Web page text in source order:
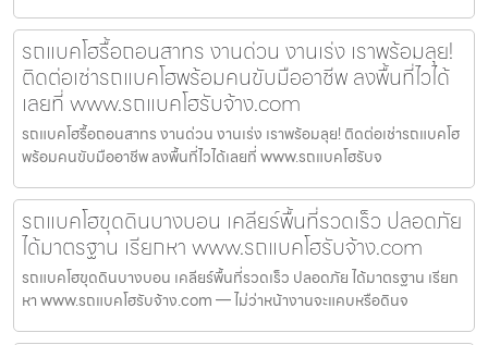
รถแบคโฮรื้อถอนสาทร งานด่วน งานเร่ง เราพร้อมลุย!
ติดต่อเช่ารถแบคโฮพร้อมคนขับมืออาชีพ ลงพื้นที่ไวได้
เลยที่ www.รถแบคโฮรับจ้าง.com
รถแบคโฮรื้อถอนสาทร งานด่วน งานเร่ง เราพร้อมลุย! ติดต่อเช่ารถแบคโฮ
พร้อมคนขับมืออาชีพ ลงพื้นที่ไวได้เลยที่ www.รถแบคโฮรับจ
รถแบคโฮขุดดินบางบอน เคลียร์พื้นที่รวดเร็ว ปลอดภัย
ได้มาตรฐาน เรียกหา www.รถแบคโฮรับจ้าง.com
รถแบคโฮขุดดินบางบอน เคลียร์พื้นที่รวดเร็ว ปลอดภัย ได้มาตรฐาน เรียก
หา www.รถแบคโฮรับจ้าง.com — ไม่ว่าหน้างานจะแคบหรือดินจ